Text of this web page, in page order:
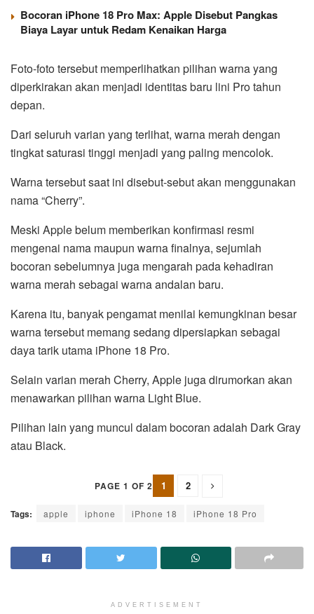
Bocoran iPhone 18 Pro Max: Apple Disebut Pangkas
Biaya Layar untuk Redam Kenaikan Harga
Foto-foto tersebut memperlihatkan pilihan warna yang
diperkirakan akan menjadi identitas baru lini Pro tahun
depan.
Dari seluruh varian yang terlihat, warna merah dengan
tingkat saturasi tinggi menjadi yang paling mencolok.
Warna tersebut saat ini disebut-sebut akan menggunakan
nama “Cherry”.
Meski Apple belum memberikan konfirmasi resmi
mengenai nama maupun warna finalnya, sejumlah
bocoran sebelumnya juga mengarah pada kehadiran
warna merah sebagai warna andalan baru.
Karena itu, banyak pengamat menilai kemungkinan besar
warna tersebut memang sedang dipersiapkan sebagai
daya tarik utama iPhone 18 Pro.
Selain varian merah Cherry, Apple juga dirumorkan akan
menawarkan pilihan warna Light Blue.
Pilihan lain yang muncul dalam bocoran adalah Dark Gray
atau Black.
PAGE 1 OF 2 1 2
Tags: apple iphone iPhone 18 iPhone 18 Pro
ADVERTISEMENT